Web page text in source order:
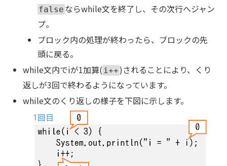
false ならwhile文を終了し、その次行へジャン
プ。
ブロック内の処理が終わったら、ブロックの先
頭に戻る。
while文内でiが1加算(i++)されることにより、くり
返しが3回で終わるようになっています。
while文のくり返しの様子を下図に示します。